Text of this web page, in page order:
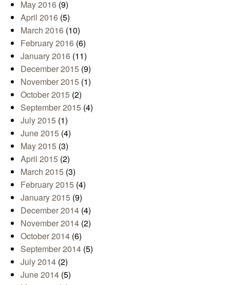
May 2016 (9)
April 2016 (5)
March 2016 (10)
February 2016 (6)
January 2016 (11)
December 2015 (9)
November 2015 (1)
October 2015 (2)
September 2015 (4)
July 2015 (1)
June 2015 (4)
May 2015 (3)
April 2015 (2)
March 2015 (3)
February 2015 (4)
January 2015 (9)
December 2014 (4)
November 2014 (2)
October 2014 (6)
September 2014 (5)
July 2014 (2)
June 2014 (5)